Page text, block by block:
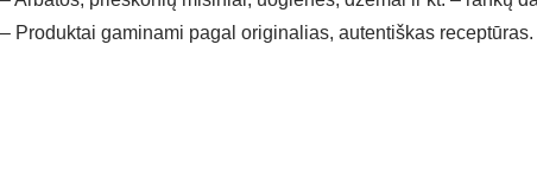
– Produktai gaminami pagal originalias, autentiškas receptūras.